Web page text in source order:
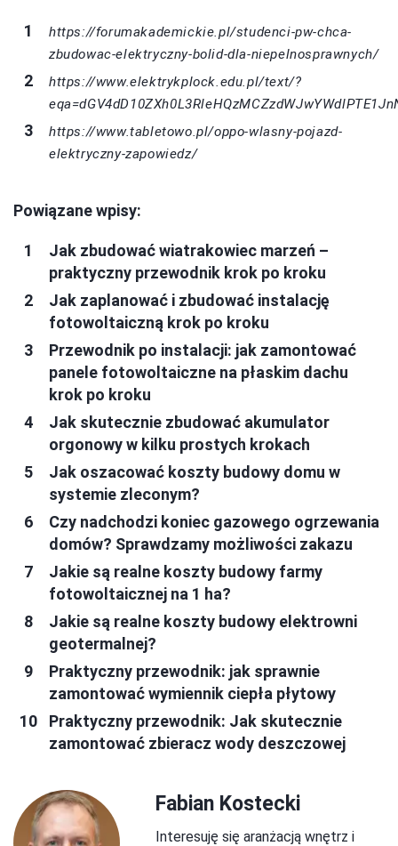
https://forumakademickie.pl/studenci-pw-chca-
zbudowac-elektryczny-bolid-dla-niepelnosprawnych/
https://www.elektrykplock.edu.pl/text/?
https://www.tabletowo.pl/oppo-wlasny-pojazd-
elektryczny-zapowiedz/
Powiązane wpisy:
Jak zbudować wiatrakowiec marzeń –
praktyczny przewodnik krok po kroku
Jak zaplanować i zbudować instalację
fotowoltaiczną krok po kroku
Przewodnik po instalacji: jak zamontować
panele fotowoltaiczne na płaskim dachu
krok po kroku
Jak skutecznie zbudować akumulator
orgonowy w kilku prostych krokach
Jak oszacować koszty budowy domu w
systemie zleconym?
Czy nadchodzi koniec gazowego ogrzewania
domów? Sprawdzamy możliwości zakazu
Jakie są realne koszty budowy farmy
fotowoltaicznej na 1 ha?
Jakie są realne koszty budowy elektrowni
geotermalnej?
Praktyczny przewodnik: jak sprawnie
zamontować wymiennik ciepła płytowy
Praktyczny przewodnik: Jak skutecznie
zamontować zbieracz wody deszczowej
Fabian Kostecki
Interesuję się aranżacją wnętrz i